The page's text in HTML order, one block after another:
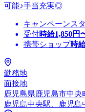
可能♪手当充実◎
キャンペーンス
受付時給1,850円
携帯ショップ時
勤務地
面接地
鹿児島県鹿児島市中央
鹿児島中央駅、鹿児島